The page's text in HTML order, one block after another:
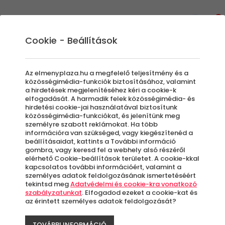
ÁSZF
Általános Szerződési Feltételek
​Hatályos: 2024. 11. 06. napjától
Cookie - Beállítások
Az elmenyplaza.hu a megfelelő teljesítmény és a
közösségimédia-funkciók biztosításához, valamint
a hirdetések megjelenítéséhez kéri a cookie-k
elfogadását. A harmadik felek közösségimédia- és
hirdetési cookie-jai használatával biztosítunk
közösségimédia-funkciókat, és jelenítünk meg
személyre szabott reklámokat. Ha több
információra van szükséged, vagy kiegészítenéd a
beállításaidat, kattints a További információ
gombra, vagy keresd fel a webhely alsó részéről
elérhető Cookie-beállítások területet. A cookie-kkal
kapcsolatos további információért, valamint a
személyes adatok feldolgozásának ismertetéséért
tekintsd megAdatvédelmi és cookie-kra vonatkozó
szabályzatunkat. Elfogadod ezeket a cookie-kat és
az érintett személyes adatok feldolgozását?